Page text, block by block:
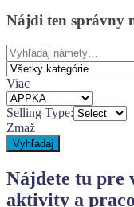
Nájdi ten správny
Search
for:
Viac
Selling Type:
Zmaž
Vyhľadaj
Nájdete tu pre
aktivity a